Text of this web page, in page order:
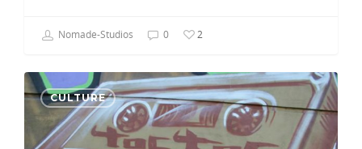
Nomade-Studios 0 2
CULTURE